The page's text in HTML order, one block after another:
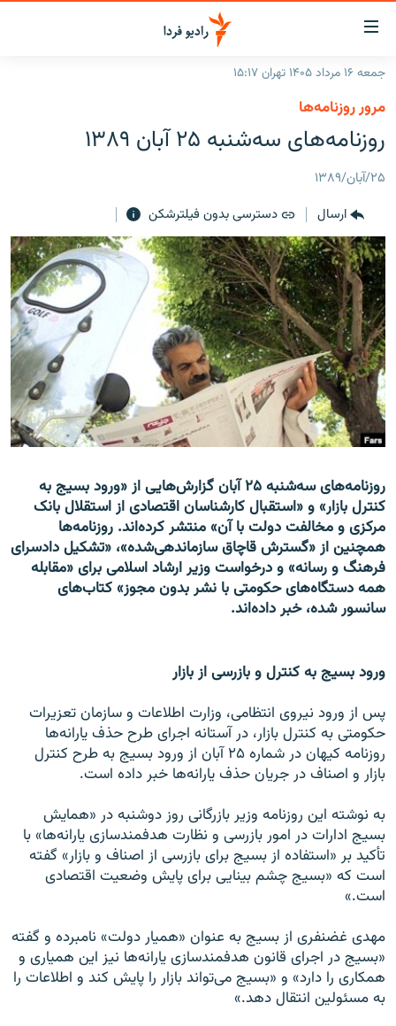
لینک‌های
قابلیت
دسترسی
بازگشت
منوی
اصلی
صفحه
جستجو
جهان
رادیو
انتخاب کنید و بشنوید
برنامه‌های رادیویی
فرکانس‌ها
پادکست
چندرسانه‌ای
گزارش‌های تصویری
گزارش‌های ویدئویی
زنان فردا
English
به ما بپیوندید
زبان‌های دیگر
جمعه ۱۶ مرداد ۱۴۰۵ تهران ۱۵:۱۷
مرور روزنامه‌ها
روزنامه‌های سه‌شنبه ۲۵ آبان ۱۳۸۹
۲۵/آبان/۱۳۸۹
ارسال
دسترسی بدون فیلترشکن
روزنامه‌های سه‌شنبه ۲۵ آبان گزارش‌هایی از «ورود بسیج به
کنترل بازار» و «استقبال کارشناسان اقتصادی از استقلال بانک
مرکزی و مخالفت دولت با آن» منتشر کرده‌اند. روزنامه‌ها
همچنین از «گسترش قاچاق سازماندهی‌شده»، «تشکیل دادسرای
فرهنگ و رسانه» و درخواست وزیر ارشاد اسلامی برای «مقابله
همه دستگاه‌های حکومتی با نشر بدون مجوز» کتاب‌های
سانسور شده، خبر داده‌اند.
ورود بسیج به کنترل و بازرسی از بازار
پس از ورود نیروی انتظامی، وزارت اطلاعات و سازمان تعزیرات
حکومتی به کنترل بازار، در آستانه اجرای طرح حذف یارانه‌ها
روزنامه کیهان در شماره ۲۵ آبان از ورود بسیج به طرح کنترل
بازار و اصناف در جریان حذف یارانه‌ها خبر داده است.
به نوشته این روزنامه وزیر بازرگانی روز دوشنبه در «همایش
بسیج ادارات در امور بازرسی و نظارت هدفمندسازی یارانه‌ها» با
تأکید بر «استفاده از بسیج برای بازرسی از اصناف و بازار» گفته
است که «بسیج چشم بینایی برای پایش وضعیت اقتصادی
است.»
مهدی غضنفری از بسیج به عنوان «همیار دولت» نامبرده و گفته
«بسیج در اجرای قانون هدفمندسازی یارانه‌ها نیز این همیاری و
همکاری را دارد» و «بسیج می‌تواند بازار را پایش کند و اطلاعات را
به مسئولین انتقال دهد.»